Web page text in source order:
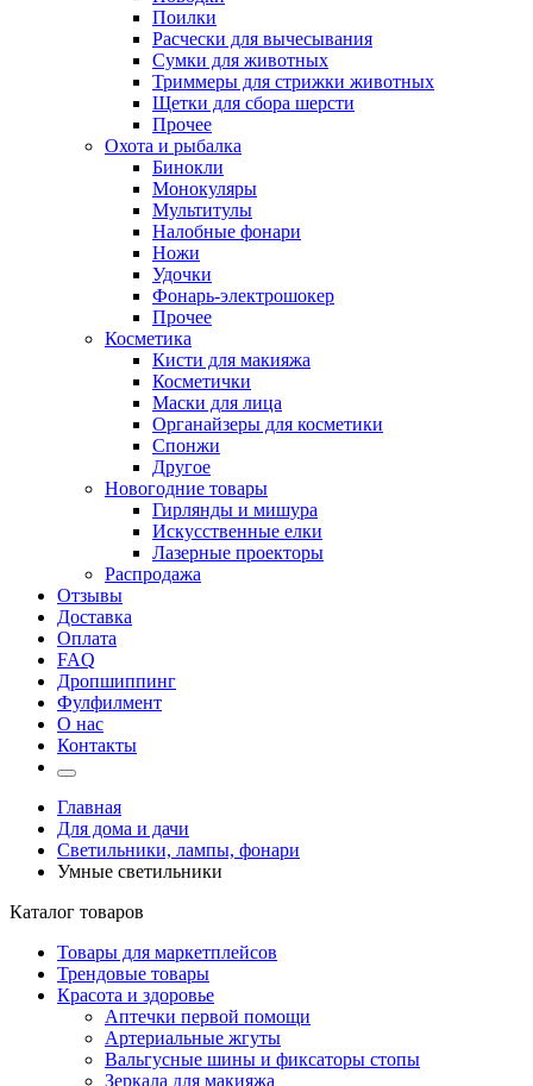
Поилки
Расчески для вычесывания
Сумки для животных
Триммеры для стрижки животных
Щетки для сбора шерсти
Прочее
Охота и рыбалка
Бинокли
Монокуляры
Мультитулы
Налобные фонари
Ножи
Удочки
Фонарь-электрошокер
Прочее
Косметика
Кисти для макияжа
Косметички
Маски для лица
Органайзеры для косметики
Спонжи
Другое
Новогодние товары
Гирлянды и мишура
Искусственные елки
Лазерные проекторы
Распродажа
Отзывы
Доставка
Оплата
FAQ
Дропшиппинг
Фулфилмент
О нас
Контакты
Главная
Для дома и дачи
Светильники, лампы, фонари
Умные светильники
Каталог товаров
Товары для маркетплейсов
Трендовые товары
Красота и здоровье
Аптечки первой помощи
Артериальные жгуты
Вальгусные шины и фиксаторы стопы
Зеркала для макияжа